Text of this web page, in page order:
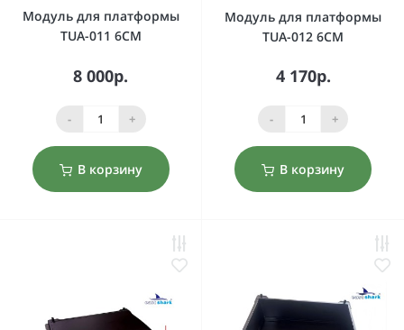
Модуль для платформы
TUA-011 6CM
8 000р.
- +
В корзину
Модуль для платформы
TUA-012 6CM
4 170р.
- +
В корзину